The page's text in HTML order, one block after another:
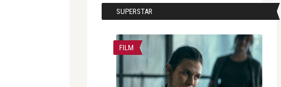
SUPERSTAR
FILM